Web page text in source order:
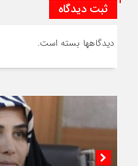
ثبت دیدگاه
دیدگاهها بسته است.